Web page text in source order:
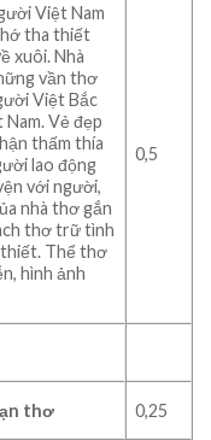
Việt Nam
tha thiết
xuôi. Nhà
vần thơ
Việt Bắc
Vẻ đẹp
thấm thía
lao động
với người,
nhà thơ gắn
thơ trữ tình
Thể thơ
hình ảnh
0,5
thơ 0,25